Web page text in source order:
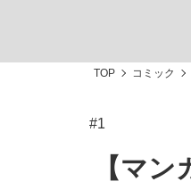
TOP コミック
#1
【マ